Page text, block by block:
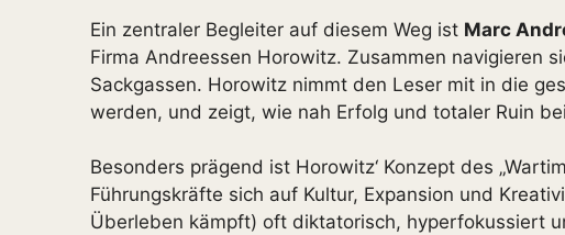
Ein zentraler Begleiter auf diesem Weg ist Marc
Firma Andreessen Horowitz. Zusammen navigieren
Sackgassen. Horowitz nimmt den Leser mit in die
werden, und zeigt, wie nah Erfolg und totaler Ruin
Besonders prägend ist Horowitz‘ Konzept des
Führungskräfte sich auf Kultur, Expansion und
Überleben kämpft) oft diktatorisch, hyperfokussiert